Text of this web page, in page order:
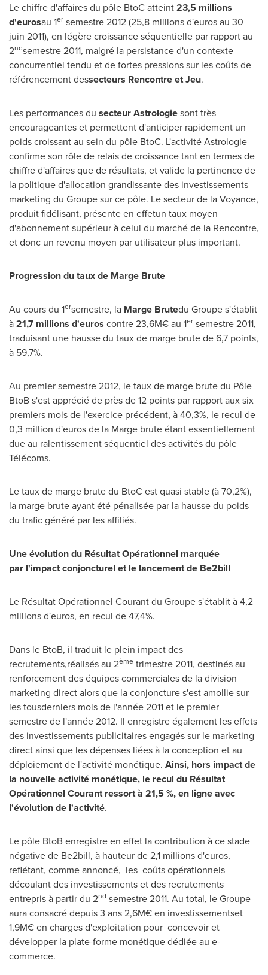
Le chiffre d'affaires du pôle BtoC atteint23,5 millions
d'eurosau 1er semestre 2012 (25,8 millions d'euros au 30
juin 2011), en légère croissance séquentielle par rapport au
2ndsemestre 2011, malgré la persistance d'un contexte
concurrentiel tendu et de fortes pressions sur les coûts de
référencement dessecteurs Rencontre et Jeu.
Les performances du secteur Astrologiesont très
encourageantes et permettent d'anticiper rapidement un
poids croissant au sein du pôle BtoC. L'activité Astrologie
confirme son rôle de relais de croissance tant en termes de
chiffre d'affaires que de résultats, et valide la pertinence de
la politique d'allocation grandissante des investissements
marketing du Groupe sur ce pôle. Le secteur de la Voyance,
produit fidélisant, présente en effetun taux moyen
d'abonnement supérieur à celui du marché de la Rencontre,
et donc un revenu moyen par utilisateur plus important.
Progression du taux de Marge Brute
Au cours du 1ersemestre, la Marge Brutedu Groupe s'établit
à21,7 millions d'euros contre 23,6M€ au 1er semestre 2011,
traduisant une hausse du taux de marge brute de 6,7 points,
à 59,7%.
Au premier semestre 2012, le taux de marge brute du Pôle
BtoB s'est apprécié de près de 12 points par rapport aux six
premiers mois de l'exercice précédent, à 40,3%, le recul de
0,3 million d'euros de la Marge brute étant essentiellement
due au ralentissement séquentiel des activités du pôle
Télécoms.
Le taux de marge brute du BtoC est quasi stable (à 70,2%),
la marge brute ayant été pénalisée par la hausse du poids
du trafic généré par les affiliés.
Une évolution du Résultat Opérationnel marquée
par l'impact conjoncturel et le lancement de Be2bill
Le Résultat Opérationnel Courant du Groupe s'établit à 4,2
millions d'euros, en recul de 47,4%.
Dans le BtoB, il traduit le plein impact des
recrutements,réalisés au 2ème trimestre 2011, destinés au
renforcement des équipes commerciales de la division
marketing direct alors que la conjoncture s'est amollie sur
les tousderniers mois de l'année2011 et le premier
semestre de l'année 2012. Il enregistre également les effets
des investissements publicitaires engagés sur le marketing
direct ainsi que les dépenses liées à la conception et au
déploiement de l'activité monétique. Ainsi, hors impact de
la nouvelle activité monétique, le recul du Résultat
Opérationnel Courant ressort à 21,5 %, en ligne avec
l'évolution de l'activité.
Le pôle BtoB enregistre en effet la contribution à ce stade
négative de Be2bill, à hauteur de 2,1 millions d'euros,
reflétant, comme annoncé, les coûts opérationnels
découlant des investissements et des recrutements
entrepris à partir du 2nd semestre 2011. Au total, le Groupe
aura consacré depuis 3 ans 2,6M€ en investissementset
1,9M€ en charges d'exploitation pour concevoir et
développer la plate-forme monétique dédiée au e-
commerce.